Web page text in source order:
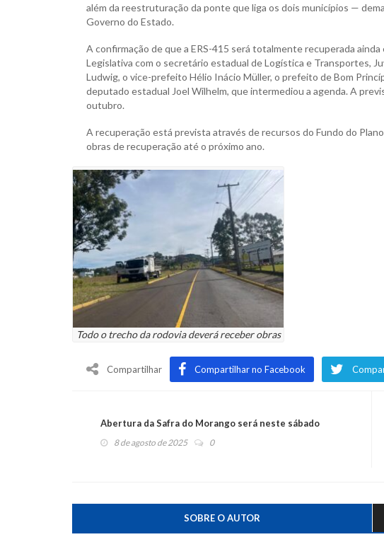
além da reestruturação da ponte que liga os dois municípios —
Governo do Estado.
A confirmação de que a ERS-415 será totalmente recuperada
Legislativa com o secretário estadual de Logística e Transportes,
Ludwig, o vice-prefeito Hélio Inácio Müller, o prefeito de Bom
deputado estadual Joel Wilhelm, que intermediou a agenda. A
outubro.
A recuperação está prevista através de recursos do Fundo do
obras de recuperação até o próximo ano.
Todo o trecho da rodovia deverá receber obras
Compartilhar Compartilhar no Facebook
Abertura da Safra do Morango será neste sábado
8 de agosto de 2025 0
SOBRE O AUTOR